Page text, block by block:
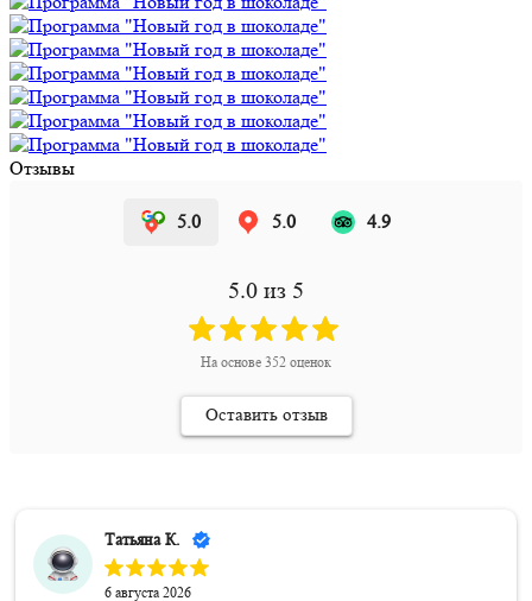
Отзывы
5.0 5.0 4.9
5.0 из 5
На основе 352 оценок
Оставить отзыв
Татьяна К.
6 августа 2026